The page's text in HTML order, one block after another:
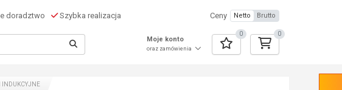
doradztwo Szybka realizacja Ceny Netto Brutto
Moje konto
oraz zamówienia
0 0
INDUKCYJNE